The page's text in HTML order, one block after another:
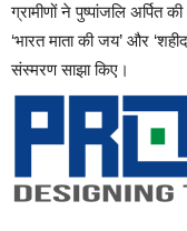
ग्रामीणों ने पुष्पांजलि अर्पित
‘भारत माता की जय’ और
संस्मरण साझा किए।